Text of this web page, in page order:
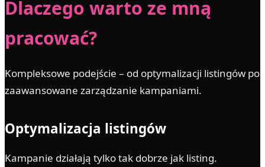
Dlaczego warto ze mną
pracować?
Kompleksowe podejście – od optymalizacji listingów po
zaawansowane zarządzanie kampaniami.
Optymalizacja listingów
Kampanie działają tylko tak dobrze jak listing.